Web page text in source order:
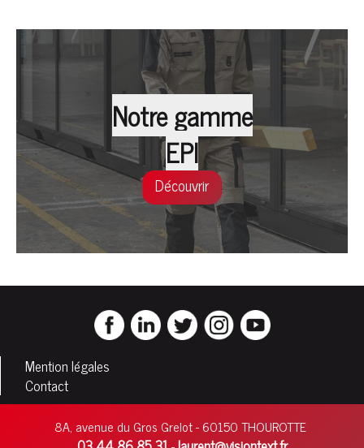
Notre gamme
EPI
Découvrir
Mention légales
Contact
8A, avenue du Gros Grelot - 60150 THOUROTTE